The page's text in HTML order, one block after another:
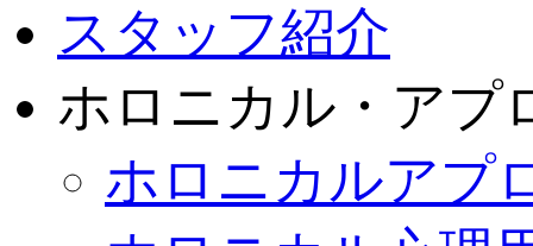
スタッフ紹介
ホロニカル・アプ
ホロニカルアプ